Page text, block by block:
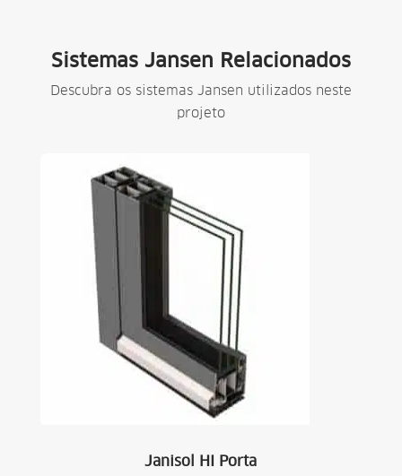
Sistemas Jansen Relacionados
Descubra os sistemas Jansen utilizados neste
projeto
Janisol HI Porta